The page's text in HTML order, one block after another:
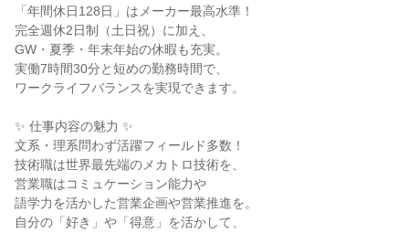
「年間休日128日」はメーカー最高水準！
完全週休2日制（土日祝）に加え、
GW・夏季・年末年始の休暇も充実。
実働7時間30分と短めの勤務時間で、
ワークライフバランスを実現できます。
✨ 仕事内容の魅力 ✨
文系・理系問わず活躍フィールド多数！
技術職は世界最先端のメカトロ技術を、
営業職はコミュケーション能力や
語学力を活かした営業企画や営業推進を。
自分の「好き」や「得意」を活かして、